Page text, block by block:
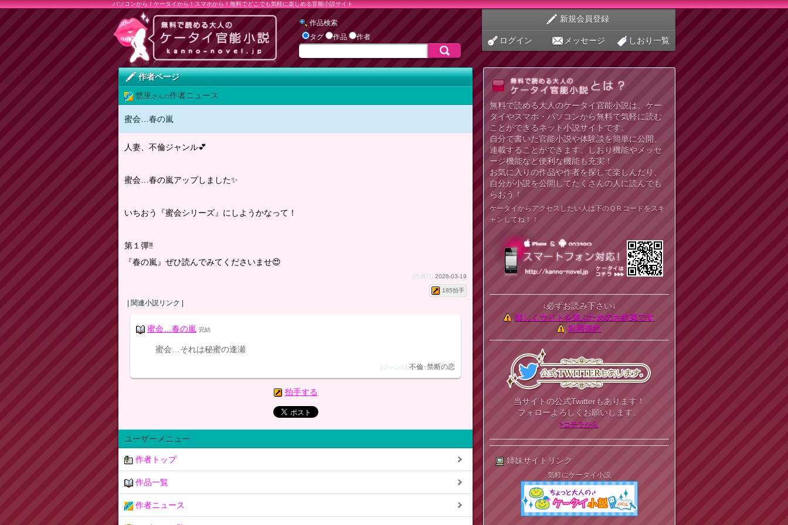
パソコンから！ケータイから！スマホから！無料でどこでも気軽に楽しめる官能小説サイト
作品検索
タグ
作品 作者
新規会員登録
ログイン メッセージ しおり一覧
作者ページ
悠里 さんの作者ニュース
蜜会…春の嵐
人妻、不倫ジャンル💕
蜜会…春の嵐アップしました✨️
いちおう『蜜会シリーズ』にしようかなって！
第１彈‼️
『春の嵐』ぜひ読んでみてくださいませ😍
[作成日] 2026-03-19
185拍手
| 関連小説リンク |
蜜会…春の嵐 完結
蜜会…それは秘蜜の逢瀬
[ジャンル] 不倫･禁断の恋
拍手する
ユーザーメニュー
作者トップ
作品一覧
作者ニュース
無料で読める大人のケータイ官能小説は、ケー
タイやスマホ・パソコンから無料で気軽に読む
ことができるネット小説サイトです。
自分で書いた官能小説や体験談を簡単に公開、
連載することができます。しおり機能やメッセ
ージ機能など便利な機能も充実！
お気に入りの作品や作者を探して楽しんだり、
自分が小説を公開してたくさんの人に読んでも
らおう！
ケータイからアクセスしたい人は下のＱＲコードをスキ
ャンしてね！！
↓必ずお読み下さい↓
楽しくサイトを遊ぶためのお約束です
利用規約
当サイトの公式Twitterもあります！
フォローよろしくお願いします。
>コチラから
姉妹サイトリンク
気軽にケータイ小説